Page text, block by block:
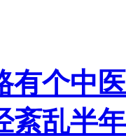
有个中
紊乱半